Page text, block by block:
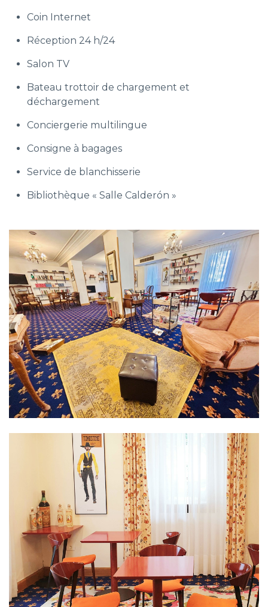
Coin Internet
Réception 24 h/24
Salon TV
Bateau trottoir de chargement et
déchargement
Conciergerie multilingue
Consigne à bagages
Service de blanchisserie
Bibliothèque « Salle Calderón »